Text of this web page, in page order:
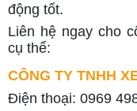
động tốt.
Liên hệ ngay cho
cụ thể:
CÔNG TY TNHH
Điện thoại: 0969